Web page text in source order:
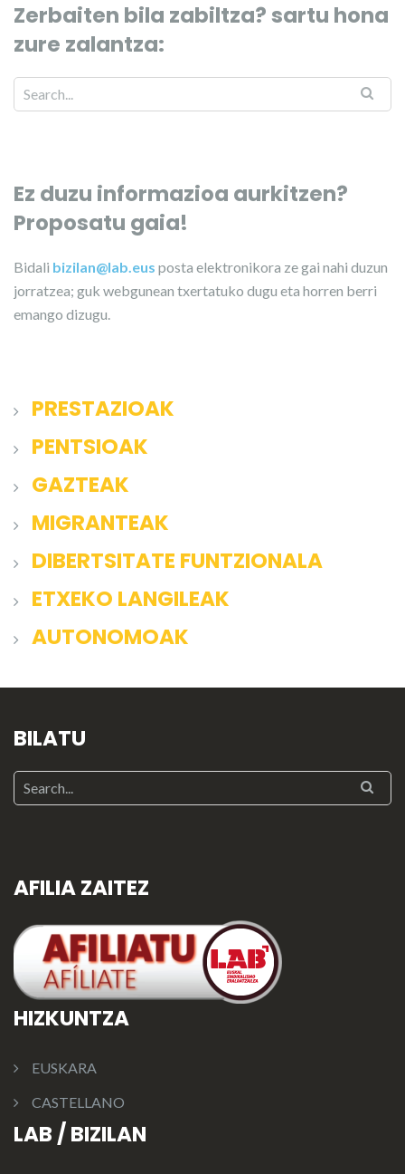
Zerbaiten bila zabiltza? sartu hona
zure zalantza:
Ez duzu informazioa aurkitzen?
Proposatu gaia!
Bidali bizilan@lab.eus posta elektronikora ze gai nahi duzun
jorratzea; guk webgunean txertatuko dugu eta horren berri
emango dizugu.
PRESTAZIOAK
PENTSIOAK
GAZTEAK
MIGRANTEAK
DIBERTSITATE FUNTZIONALA
ETXEKO LANGILEAK
AUTONOMOAK
BILATU
AFILIA ZAITEZ
HIZKUNTZA
EUSKARA
CASTELLANO
LAB / BIZILAN